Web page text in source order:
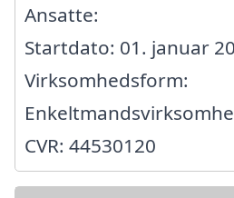
Ansatte:
Startdato: 01. januar
Virksomhedsform:
CVR: 44530120